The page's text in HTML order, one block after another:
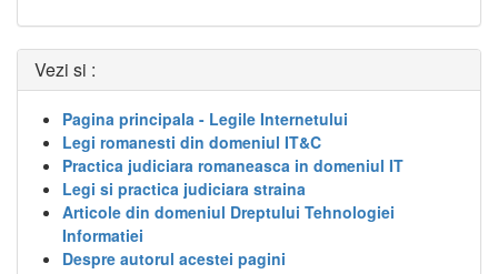
Vezi si :
Pagina principala - Legile Internetului
Legi romanesti din domeniul IT&C
Practica judiciara romaneasca in domeniul IT
Legi si practica judiciara straina
Articole din domeniul Dreptului Tehnologiei
Informatiei
Despre autorul acestei pagini